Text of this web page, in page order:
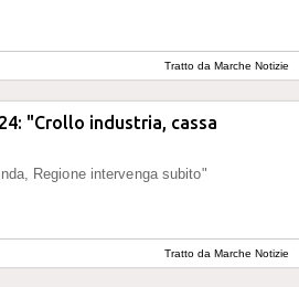
Tratto da Marche Notizie
"Crollo industria, cassa
Regione intervenga subito"
Tratto da Marche Notizie